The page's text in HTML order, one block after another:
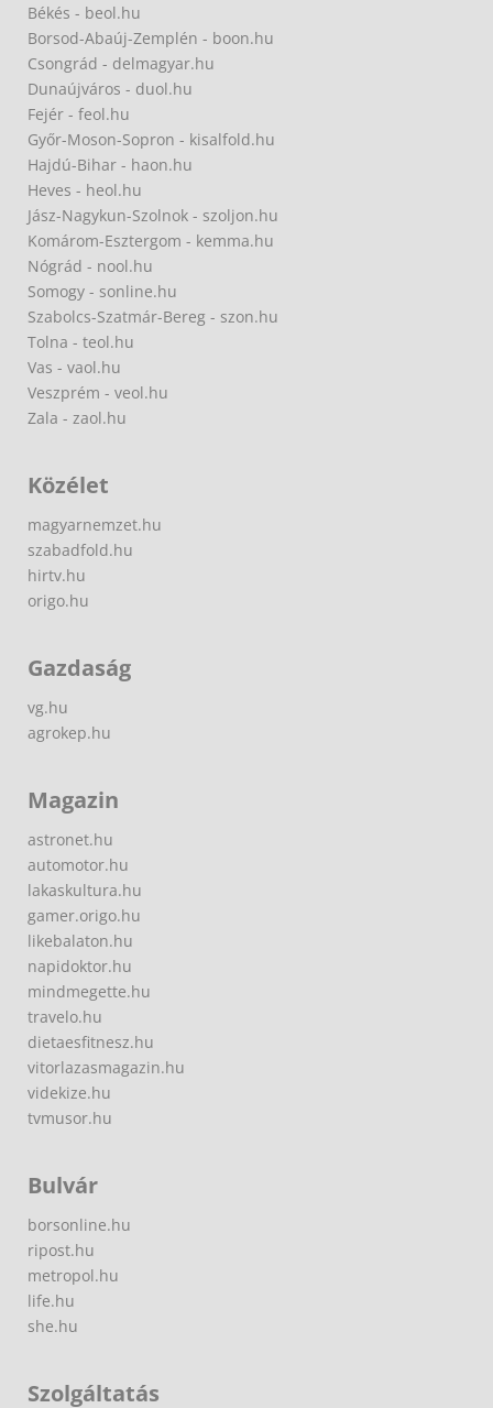
Békés - beol.hu
Borsod-Abaúj-Zemplén - boon.hu
Csongrád - delmagyar.hu
Dunaújváros - duol.hu
Fejér - feol.hu
Győr-Moson-Sopron - kisalfold.hu
Hajdú-Bihar - haon.hu
Heves - heol.hu
Jász-Nagykun-Szolnok - szoljon.hu
Komárom-Esztergom - kemma.hu
Nógrád - nool.hu
Somogy - sonline.hu
Szabolcs-Szatmár-Bereg - szon.hu
Tolna - teol.hu
Vas - vaol.hu
Veszprém - veol.hu
Zala - zaol.hu
Közélet
magyarnemzet.hu
szabadfold.hu
hirtv.hu
origo.hu
Gazdaság
vg.hu
agrokep.hu
Magazin
astronet.hu
automotor.hu
lakaskultura.hu
gamer.origo.hu
likebalaton.hu
napidoktor.hu
mindmegette.hu
travelo.hu
dietaesfitnesz.hu
vitorlazasmagazin.hu
videkize.hu
tvmusor.hu
Bulvár
borsonline.hu
ripost.hu
metropol.hu
life.hu
she.hu
Szolgáltatás